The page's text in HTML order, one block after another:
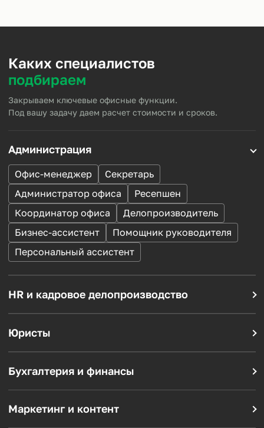
Каких специалистов
подбираем
Закрываем ключевые офисные функции.
Под вашу задачу даем расчет стоимости и сроков.
Администрация
Офис-менеджер
Секретарь
Администратор офиса
Ресепшен
Координатор офиса
Делопроизводитель
Бизнес-ассистент
Помощник руководителя
Персональный ассистент
HR и кадровое делопроизводство
Рекрутер
Инспектор отдела кадров
Специалист по кадровому учету
Воинский учет
Юристы
Договорной юрист
Юрисконсульт
Помощник юриста
Бухгалтерия и финансы
Бухгалтер на участок
Главный бухгалтер
Маркетинг и контент